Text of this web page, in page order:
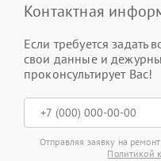
Контактная
Если требуется задать
свои данные и
проконсультирует Вас!
Отправляя заявку на
Политикой